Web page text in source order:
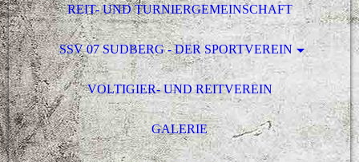
REIT- UND TURNIERGEMEINSCHAFT
SSV 07 SUDBERG - DER SPORTVEREIN
VOLTIGIER- UND REITVEREIN
GALERIE